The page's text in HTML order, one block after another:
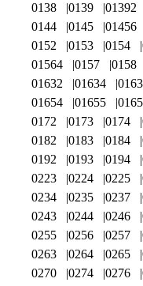
0138
0139 01392
0144
0145 01456
0152
0153 0154
01564
0157 0158
01632
01634
01654
01655
0172
0173 0174
0182
0183 0184
0192
0193 0194
0223
0224 0225
0234
0235 0237
0243
0244 0246
0255
0256 0257
0263
0264 0265
0270
0274 0276